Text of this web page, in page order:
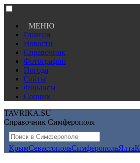
МЕНЮ
Главная
Новости
Справочник
Фотографии
Погода
Сайты
Финансы
Сонник
TAVRIKA.SU
Справочник Симферополя
КрымСевастопольСимферопольЯлта